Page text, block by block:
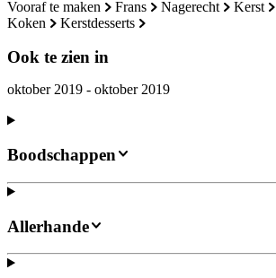
vooraf te maken frans nagerecht kerst
koken
kerstdesserts
Ook te zien in
oktober 2019 - oktober 2019
Boodschappen
Allerhande